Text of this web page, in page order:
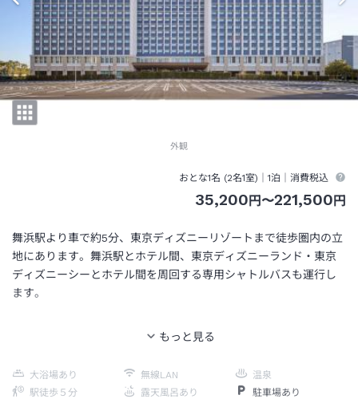
外観
舞浜駅より車で約5分、東京ディズニーリゾートまで徒歩圏内の立
地にあります。舞浜駅とホテル間、東京ディズニーランド・東京
ディズニーシーとホテル間を周回する専用シャトルバスも運行し
ます。
大浴場あり 無線LAN
温泉
駅徒歩５分
露天風呂あり
駐車場あり
おとな1名 (2名1室)｜1泊 ｜消費税込
35,200円〜221,500円